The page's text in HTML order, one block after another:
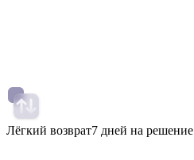
Лёгкий возврат7 дней на решение